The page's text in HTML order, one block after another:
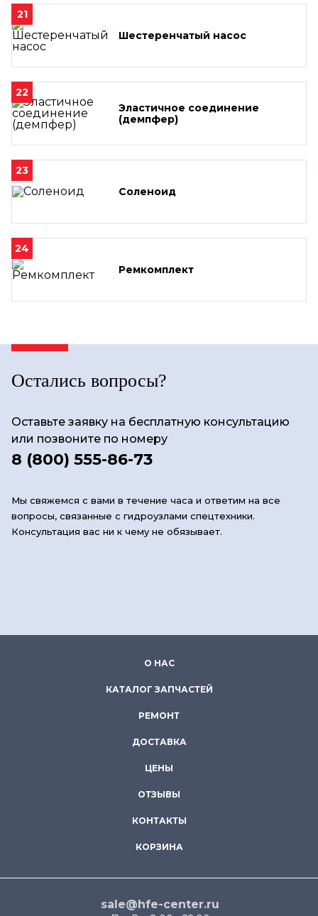
21
Шестеренчатый насос
22
Эластичное соединение
(демпфер)
23
Соленоид
24
Ремкомплект
Остались вопросы?
Оставьте заявку на бесплатную консультацию
или позвоните по номеру
8 (800) 555-86-73
Мы свяжемся с вами в течение часа и ответим на все
вопросы, связанные с гидроузлами спецтехники.
Консультация вас ни к чему не обязывает.
О НАС
КАТАЛОГ ЗАПЧАСТЕЙ
РЕМОНТ
ДОСТАВКА
ЦЕНЫ
ОТЗЫВЫ
КОНТАКТЫ
КОРЗИНА
sale@hfe-center.ru